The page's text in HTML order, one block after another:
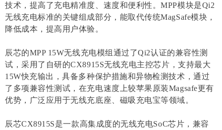
技术，提高了充电精准度、速度和便利性。MPP模块是Qi2
无线充电标准的关键组成部分，能取代传统MagSafe模块，
降低成本，提高用户体验。
辰芯的MPP 15W无线充电模组通过了Qi2认证的兼容性测
试，采用了自研的CX8915S无线充电主控芯片，支持最大
15W快充输出，具备多种保护措施和异物检测技术，通过
了多项兼容性测试，在充电速度上较苹果原装Magsafe更有
优势，广泛应用于无线充底座、磁吸充电宝等领域。
辰芯CX8915S是一款高集成度的无线充电SoC芯片，兼容